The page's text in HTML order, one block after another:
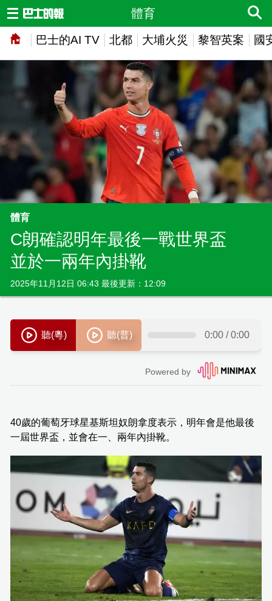
巴士的AI TV 北都 大埔火災 黎智英案 國
體育
體育
C朗確認明年最後一戰世界盃
並於一兩年內掛靴
2025年11月12日 06:43 最後更新：12:09
40歲的葡萄牙球星基斯坦奴朗拿度表示，明年會是他最後
一屆世界盃，並會在一、兩年內掛靴。